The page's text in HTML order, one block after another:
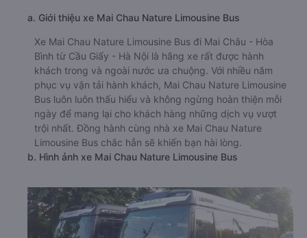
a. Giới thiệu xe Mai Chau Nature Limousine Bus
Xe Mai Chau Nature Limousine Bus đi Mai Châu - Hòa
Bình từ Cầu Giấy - Hà Nội là hãng xe rất được hành
khách trong và ngoài nước ưa chuộng. Với nhiều năm
phục vụ vận tải hành khách, Mai Chau Nature Limousine
Bus luôn luôn thấu hiểu và không ngừng hoàn thiện mỗi
ngày để mang lại cho khách hàng những dịch vụ vượt
trội nhất. Đồng hành cùng nhà xe Mai Chau Nature
Limousine Bus chắc hẳn sẽ khiến bạn hài lòng.
b. Hình ảnh xe Mai Chau Nature Limousine Bus